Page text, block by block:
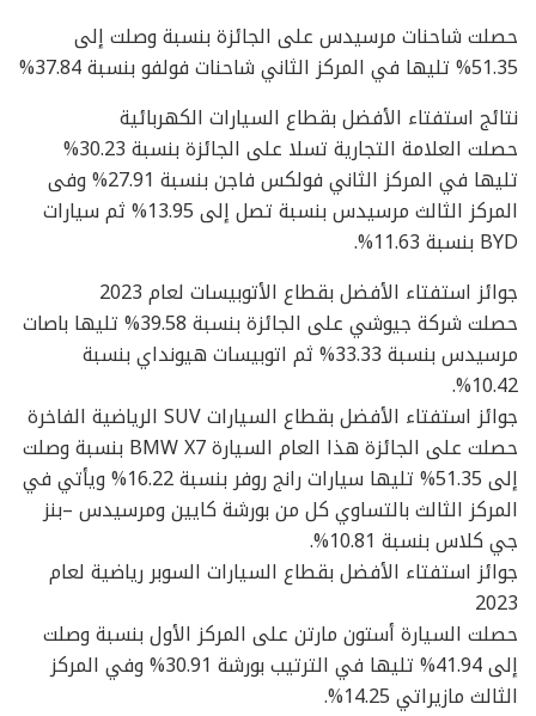
حصلت شاحنات مرسيدس على الجائزة بنسبة وصلت إلى
51.35% تليها في المركز الثاني شاحنات فولفو بنسبة 37.84%
نتائج استفتاء الأفضل بقطاع السيارات الكهربائية
حصلت العلامة التجارية تسلا على الجائزة بنسبة 30.23%
تليها في المركز الثاني فولكس فاجن بنسبة 27.91% وفى
المركز الثالث مرسيدس بنسبة تصل إلى 13.95% ثم سيارات
BYD بنسبة 11.63%.
جوائز استفتاء الأفضل بقطاع الأتوبيسات لعام 2023
حصلت شركة جيوشي على الجائزة بنسبة 39.58% تليها باصات
مرسيدس بنسبة 33.33% ثم اتوبيسات هيونداي بنسبة
10.42%.
جوائز استفتاء الأفضل بقطاع السيارات SUV الرياضية الفاخرة
حصلت على الجائزة هذا العام السيارة BMW X7 بنسبة وصلت
إلى 51.35% تليها سيارات رانج روفر بنسبة 16.22% ويأتي في
المركز الثالث بالتساوي كل من بورشة كايين ومرسيدس –بنز
جي كلاس بنسبة 10.81%.
جوائز استفتاء الأفضل بقطاع السيارات السوبر رياضية لعام
2023
حصلت السيارة أستون مارتن على المركز الأول بنسبة وصلت
إلى 41.94% تليها في الترتيب بورشة 30.91% وفي المركز
الثالث مازيراتي 14.25%.